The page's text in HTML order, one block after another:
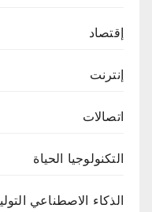
إقتصاد
إنترنت
اتصالات
التكنولوجيا الحياة
الذكاء الاصطناعي